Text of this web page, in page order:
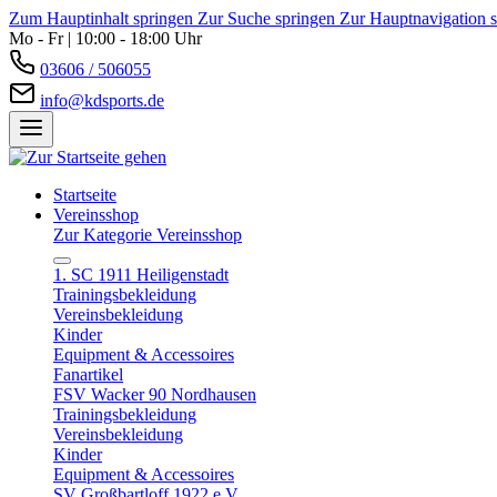
Zum Hauptinhalt springen Zur Suche springen Zur Hauptnavigation
Mo - Fr | 10:00 - 18:00 Uhr
03606 / 506055
info@kdsports.de
Startseite
Vereinsshop
Zur Kategorie Vereinsshop
1. SC 1911 Heiligenstadt
Trainingsbekleidung
Vereinsbekleidung
Kinder
Equipment & Accessoires
Fanartikel
FSV Wacker 90 Nordhausen
Trainingsbekleidung
Vereinsbekleidung
Kinder
Equipment & Accessoires